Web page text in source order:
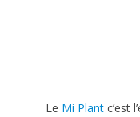
Le Mi Plantc’est